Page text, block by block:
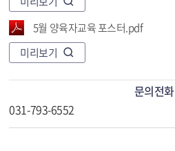
5월 양육자교육 포스터.pdf
미리보기
문의전화
031-793-6552